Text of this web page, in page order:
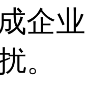
企业
。